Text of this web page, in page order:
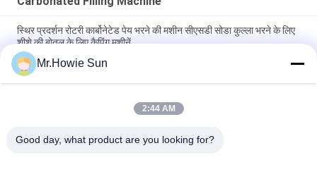
स्थिर प्रदर्शन रोटरी कार्बोनेटेड पेय भरने की मशीन सीएसडी सोडा कुल्ला भरने के लिए
शीशे की बोतल के लिए कैपिंग मशीनें
उच्च गति स्वचालित 3 में 1 गैस पेय कार्बोनेटेड पेय भरने की मशीन उपकरण ग्लास
बोतल सीएसडी संयंत्र
उच्च गुणवत्ता वाली ग्लास बोतल सोडा भरने की मशीन कार्बोनेटेड पेय भरने की उत्पादन
Mr.Howie Sun
2:44 AM
Good day, what product are you looking for?